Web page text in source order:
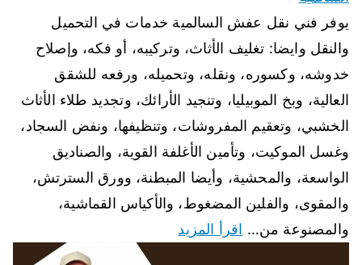
يوفر فني نقل عفش السالمية خدمات في التحميل
والنقل وايضا: تغليف الأثاث، وتركيبه، أو فكه، وإصلاح
خدوشه، وكسوره، ونقله، وتحميله، ورفعه للشقق
العالية، وبخ الموبيليا، وتنجيد الأرائك، وتجديد طلاء الأثاث
الخشبي، وتعقيم المفروشات، وتنظيفها، ونفض السجاد،
وغسل الموكيت، وتأمين الأغلفة القوية، والصناديق
الواسعة، والمحشية، وأيضا المبطنة، وورق السترتش،
والمقوى، والفلين المضغوط، والأكياس القماشية،
والمصنوعة من… اقرأ المزيد